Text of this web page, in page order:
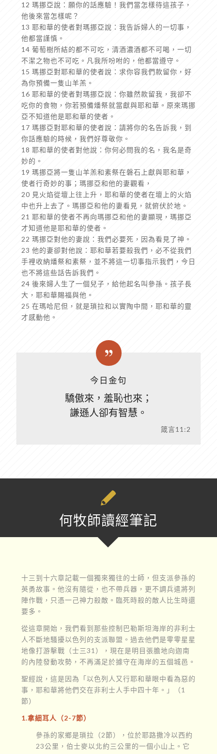
12 瑪挪亞說：願你的話應驗！我們當怎樣待這孩子，
他後來當怎樣呢？
13 耶和華的使者對瑪挪亞說：我告訴婦人的一切事，
他都當謹慎。
14 葡萄樹所結的都不可吃，清酒濃酒都不可喝，一切
不潔之物也不可吃。凡我所吩咐的，他都當遵守。
15 瑪挪亞對耶和華的使者說：求你容我們款留你，好
為你預備一隻山羊羔。
16 耶和華的使者對瑪挪亞說：你雖然款留我，我卻不
吃你的食物，你若預備燔祭就當獻與耶和華。原來瑪挪
亞不知道他是耶和華的使者。
17 瑪挪亞對耶和華的使者說：請將你的名告訴我，到
你話應驗的時候，我們好尊敬你。
18 耶和華的使者對他說：你何必問我的名，我名是奇
妙的。
19 瑪挪亞將一隻山羊羔和素祭在磐石上獻與耶和華，
使者行奇妙的事；瑪挪亞和他的妻觀看，
20 見火焰從壇上往上升，耶和華的使者在壇上的火焰
中也升上去了。瑪挪亞和他的妻看見，就俯伏於地。
21 耶和華的使者不再向瑪挪亞和他的妻顯現，瑪挪亞
才知道他是耶和華的使者。
22 瑪挪亞對他的妻說：我們必要死，因為看見了神。
23 他的妻卻對他說：耶和華若要殺我們，必不從我們
手裡收納燔祭和素祭，並不將這一切事指示我們，今日
也不將這些話告訴我們。
24 後來婦人生了一個兒子，給他起名叫參孫。孩子長
大，耶和華賜福與他。
25 在瑪哈尼但，就是瑣拉和以實陶中間，耶和華的靈
才感動他。
今日金句
驕傲來，羞恥也來；
謙遜人卻有智慧。
箴言11:2
何牧師讀經筆記
十三到十六章記載一個獨來獨往的士師，但支派參孫的
英勇故事。他沒有隨從，也不帶兵器，更不調兵遣將列
陣作戰，只憑一己神力殺敵。臨死時殺的敵人比生時還
要多。
從這章開始，我們看到那些控制巴勒斯坦海岸的非利士
人不斷地騷擾以色列的支派聯盟。過去他們是零零星星
地像打游擊戰（士三31），現在是明目張膽地向迦南
的內陸發動攻勢，不再滿足於據守在海岸的五個城邑。
聖經說，這是因為「以色列人又行耶和華眼中看為惡的
事，耶和華將他們交在非利士人手中四十年。」（1
節）
1.拿細耳人（2-7節）
參孫的家鄉是瑣拉（2節），位於耶路撒冷以西約
23公里，伯士麥以北約三公里的一個小山上。它